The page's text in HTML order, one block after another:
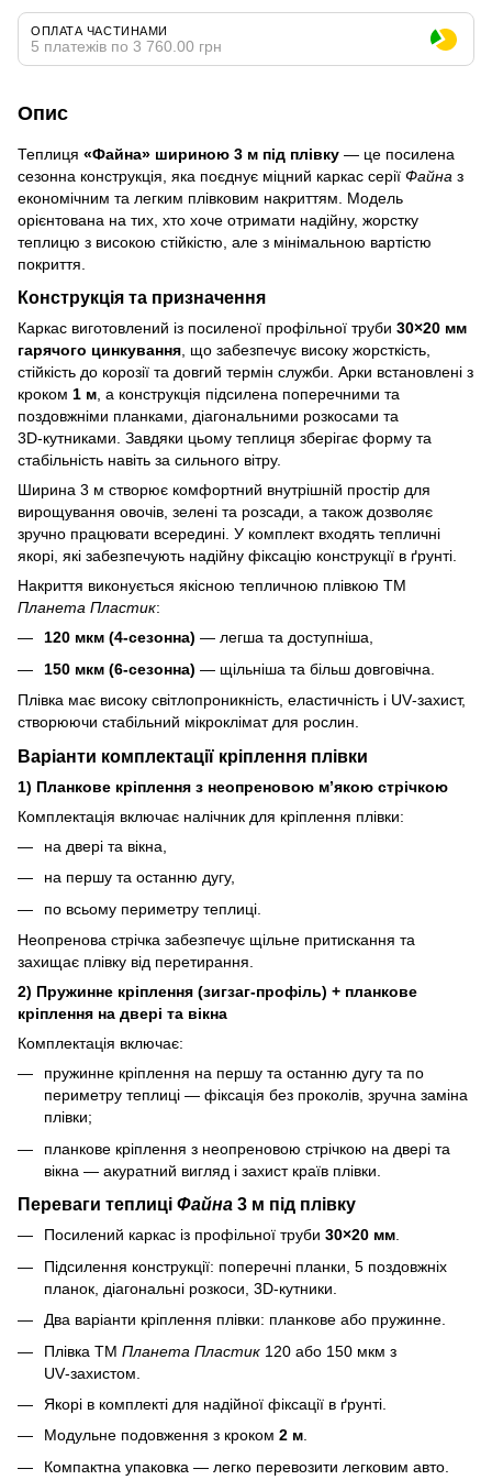
ОПЛАТА ЧАСТИНАМИ
5 платежів по 3 760.00 грн
Опис
Теплиця «Файна» шириною 3 м під плівку — це посилена
сезонна конструкція, яка поєднує міцний каркас серії Файна з
економічним та легким плівковим накриттям. Модель
орієнтована на тих, хто хоче отримати надійну, жорстку
теплицю з високою стійкістю, але з мінімальною вартістю
покриття.
Конструкція та призначення
Каркас виготовлений із посиленої профільної труби 30×20 мм
гарячого цинкування, що забезпечує високу жорсткість,
стійкість до корозії та довгий термін служби. Арки встановлені з
кроком 1 м, а конструкція підсилена поперечними та
поздовжніми планками, діагональними розкосами та
3D‑кутниками. Завдяки цьому теплиця зберігає форму та
стабільність навіть за сильного вітру.
Ширина 3 м створює комфортний внутрішній простір для
вирощування овочів, зелені та розсади, а також дозволяє
зручно працювати всередині. У комплект входять тепличні
якорі, які забезпечують надійну фіксацію конструкції в ґрунті.
Накриття виконується якісною тепличною плівкою ТМ
Планета Пластик:
120 мкм (4‑сезонна) — легша та доступніша,
150 мкм (6‑сезонна) — щільніша та більш довговічна.
Плівка має високу світлопроникність, еластичність і UV‑захист,
створюючи стабільний мікроклімат для рослин.
Варіанти комплектації кріплення плівки
1) Планкове кріплення з неопреновою м’якою стрічкою
Комплектація включає налічник для кріплення плівки:
на двері та вікна,
на першу та останню дугу,
по всьому периметру теплиці.
Неопренова стрічка забезпечує щільне притискання та
захищає плівку від перетирання.
2) Пружинне кріплення (зигзаг‑профіль) + планкове
кріплення на двері та вікна
Комплектація включає:
пружинне кріплення на першу та останню дугу та по
периметру теплиці — фіксація без проколів, зручна заміна
плівки;
планкове кріплення з неопреновою стрічкою на двері та
вікна — акуратний вигляд і захист країв плівки.
Переваги теплиці Файна 3 м під плівку
Посилений каркас із профільної труби 30×20 мм.
Підсилення конструкції: поперечні планки, 5 поздовжніх
планок, діагональні розкоси, 3D‑кутники.
Два варіанти кріплення плівки: планкове або пружинне.
Плівка ТМ Планета Пластик 120 або 150 мкм з
UV‑захистом.
Якорі в комплекті для надійної фіксації в ґрунті.
Модульне подовження з кроком 2 м.
Компактна упаковка — легко перевозити легковим авто.